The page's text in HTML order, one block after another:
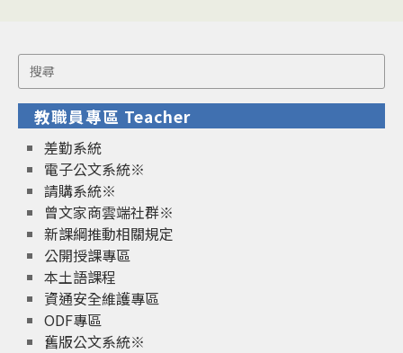
Search
for:
教職員專區 Teacher
差勤系統
電子公文系統※
請購系統※
曾文家商雲端社群※
新課綱推動相關規定
公開授課專區
本土語課程
資通安全維護專區
ODF專區
舊版公文系統※